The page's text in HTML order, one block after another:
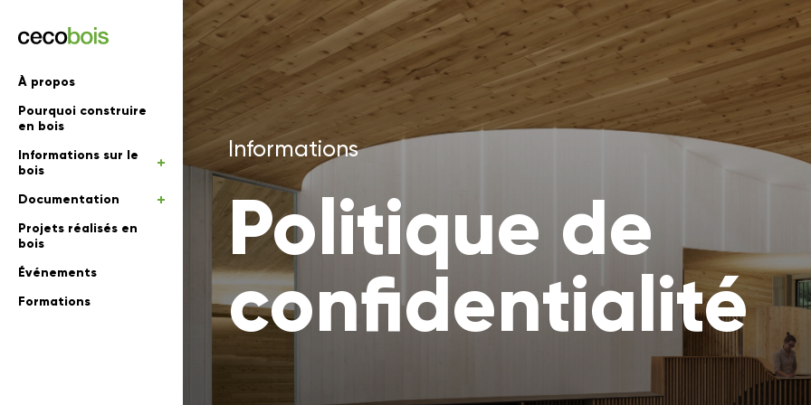
À propos
Pourquoi construire
en bois
Informations sur le
bois
Documentation
Projets réalisés en
bois
Événements
Formations
en bois Informations
Politique de
confidentialité